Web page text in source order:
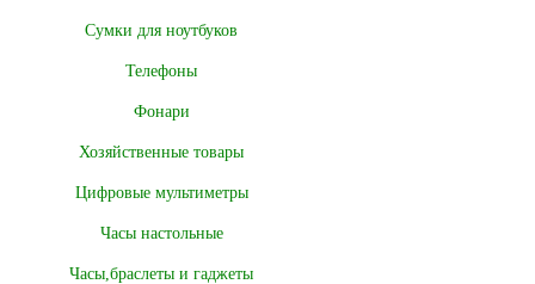
Сумки для ноутбуков
Телефоны
Фонари
Хозяйственные товары
Цифровые мультиметры
Часы настольные
Часы,браслеты и гаджеты